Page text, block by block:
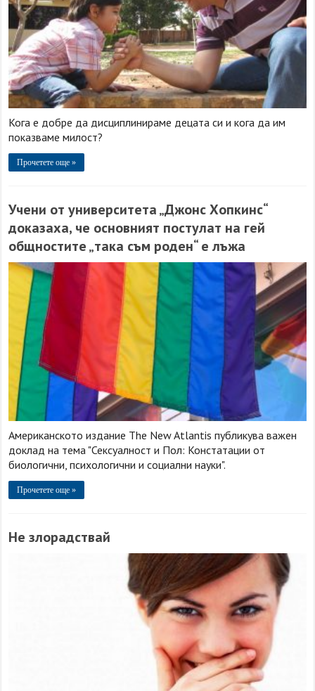
Кога е добре да дисциплинираме децата си и кога да им
показваме милост?
Прочетете още »
Учени от университета „Джонс Хопкинс“
доказаха, че основният постулат на гей
общностите „така съм роден“ е лъжа
Американското издание The New Atlantis публикува важен
доклад на тема "Сексуалност и Пол: Констатации от
биологични, психологични и социални науки".
Прочетете още »
Не злорадствай